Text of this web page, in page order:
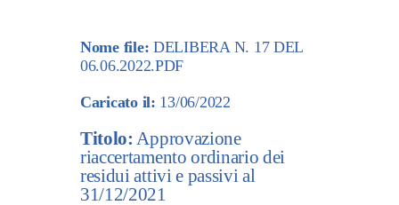
Nome file: DELIBERA N. 17 DEL
06.06.2022.PDF
Caricato il: 13/06/2022
Titolo: Approvazione
riaccertamento ordinario dei
residui attivi e passivi al
31/12/2021